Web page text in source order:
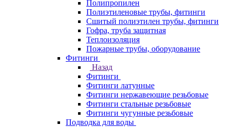
Полипропилен
Полиэтиленовые трубы, фитинги
Сшитый полиэтилен трубы, фитинги
Гофра, труба защитная
Теплоизоляция
Пожарные трубы, оборудование
Фитинги
Назад
Фитинги
Фитинги латунные
Фитинги нержавеющие резьбовые
Фитинги стальные резьбовые
Фитинги чугунные резьбовые
Подводка для воды